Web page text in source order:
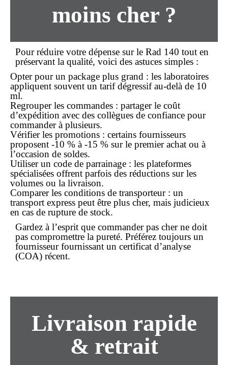
moins cher?
Pour réduire votre dépense sur le Rad 140 tout en
préservant la qualité, voici des astuces simples :
Opter pour un package plus grand : les laboratoires
appliquent souvent un tarif dégressif au-delà de 10
ml.
Regrouper les commandes : partager le coût
d’expédition avec des collègues de confiance pour
commander à plusieurs.
Vérifier les promotions : certains fournisseurs
proposent -10 % à -15 % sur le premier achat ou à
l’occasion de soldes.
Utiliser un code de parrainage : les plateformes
spécialisées offrent parfois des réductions sur les
volumes ou la livraison.
Comparer les conditions de transporteur: un
transport express peut être plus cher, mais judicieux
en cas de rupture de stock.
Gardez à l’esprit que commanderpas cherne doit
pas compromettre la pureté. Préférez toujours un
fournisseur fournissant un certificat d’analyse
(COA) récent.
Livraison rapide
& retrait